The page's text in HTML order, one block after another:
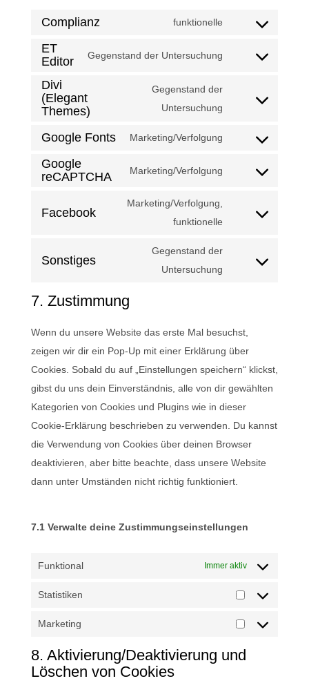
Complianz funktionelle
Consent
ET
Editor
Gegenstand der Untersuchung
Consent
service
editor
Divi
(Elegant
Themes)
Gegenstand der
Untersuchung
Consent
service
Google Fonts Marketing/Verfolgung
Consent
Google
reCAPTCHA
Marketing/Verfolgung
Consent
service
Facebook
Marketing/Verfolgung,
funktionelle
Consent
service
Sonstiges
Gegenstand der
Untersuchung
Consent
7. Zustimmung
Wenn du unsere Website das erste Mal besuchst,
zeigen wir dir ein Pop-Up mit einer Erklärung über
Cookies. Sobald du auf „Einstellungen speichern“ klickst,
gibst du uns dein Einverständnis, alle von dir gewählten
Kategorien von Cookies und Plugins wie in dieser
Cookie-Erklärung beschrieben zu verwenden. Du kannst
die Verwendung von Cookies über deinen Browser
deaktivieren, aber bitte beachte, dass unsere Website
dann unter Umständen nicht richtig funktioniert.
7.1 Verwalte deine Zustimmungseinstellungen
Funktional Immer aktiv
Statistiken
Statistiken
Marketing
Marketing
8. Aktivierung/Deaktivierung und
Löschen von Cookies